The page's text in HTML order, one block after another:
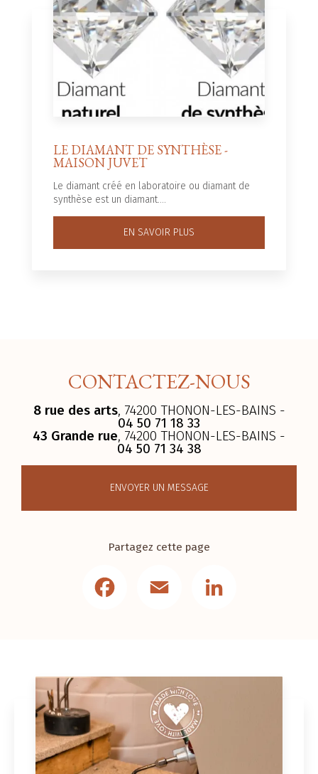
LE DIAMANT DE SYNTHÈSE -
MAISON JUVET
Le diamant créé en laboratoire ou diamant de
synthèse est un diamant....
EN SAVOIR PLUS
CONTACTEZ-NOUS
8 rue des arts, 74200 THONON-LES-BAINS -
04 50 71 18 33
43 Grande rue, 74200 THONON-LES-BAINS -
04 50 71 34 38
ENVOYER UN MESSAGE
Partagez cette page